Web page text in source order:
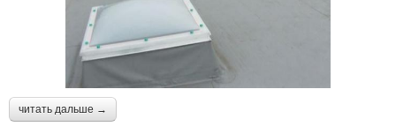
читать дальше →